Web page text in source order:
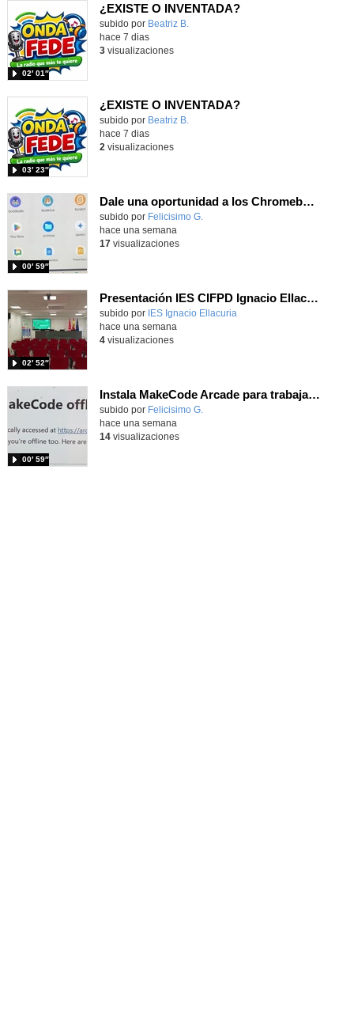
¿EXISTE O INVENTADA?
Contenido educativo.
subido por Beatriz B.
02′ 01″
hace 7 dias
3visualizaciones
¿EXISTE O INVENTADA?
Contenido educativo.
subido por Beatriz B.
03′ 23″
hace 7 dias
2 visualizaciones
Dale una oportunidad a los Chromebooks y utiliza un proyector para realizar talleres si no tienes pantallas táctiles
Contenido educativo.
subido por Felicisimo G.
00′ 59″
hace una semana
17visualizaciones
Presentación IES CIFPD Ignacio Ellacuría
Contenido educativo.
subido por IES Ignacio Ellacuria
02′ 52″
hace una semana
4visualizaciones
Instala MakeCode Arcade para trabajar offline en tu tablet, ordenador, Chromebook
Contenido educativo.
subido por Felicisimo G.
00′ 59″
hace una semana
14visualizaciones